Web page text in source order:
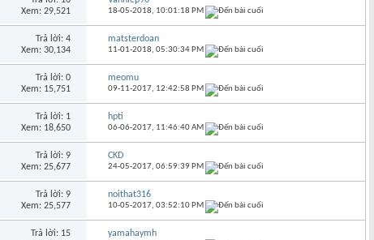
Xem: 29,521
18-05-2018, 10:01:18 PM
Trả lời: 4
Xem: 30,134
matsterdoan
11-01-2018,05:30:34 PM
Trả lời: 0
Xem: 15,751
meomu
09-11-2017, 12:42:58 PM
Trả lời: 1
Xem: 18,650
hpti
06-06-2017, 11:46:40 AM
Trả lời: 9
Xem: 25,677
CKD
24-05-2017,06:59:39 PM
Trả lời: 9
Xem: 25,577
noithat316
10-05-2017,03:52:10 PM
Trả lời: 15
yamahaymh